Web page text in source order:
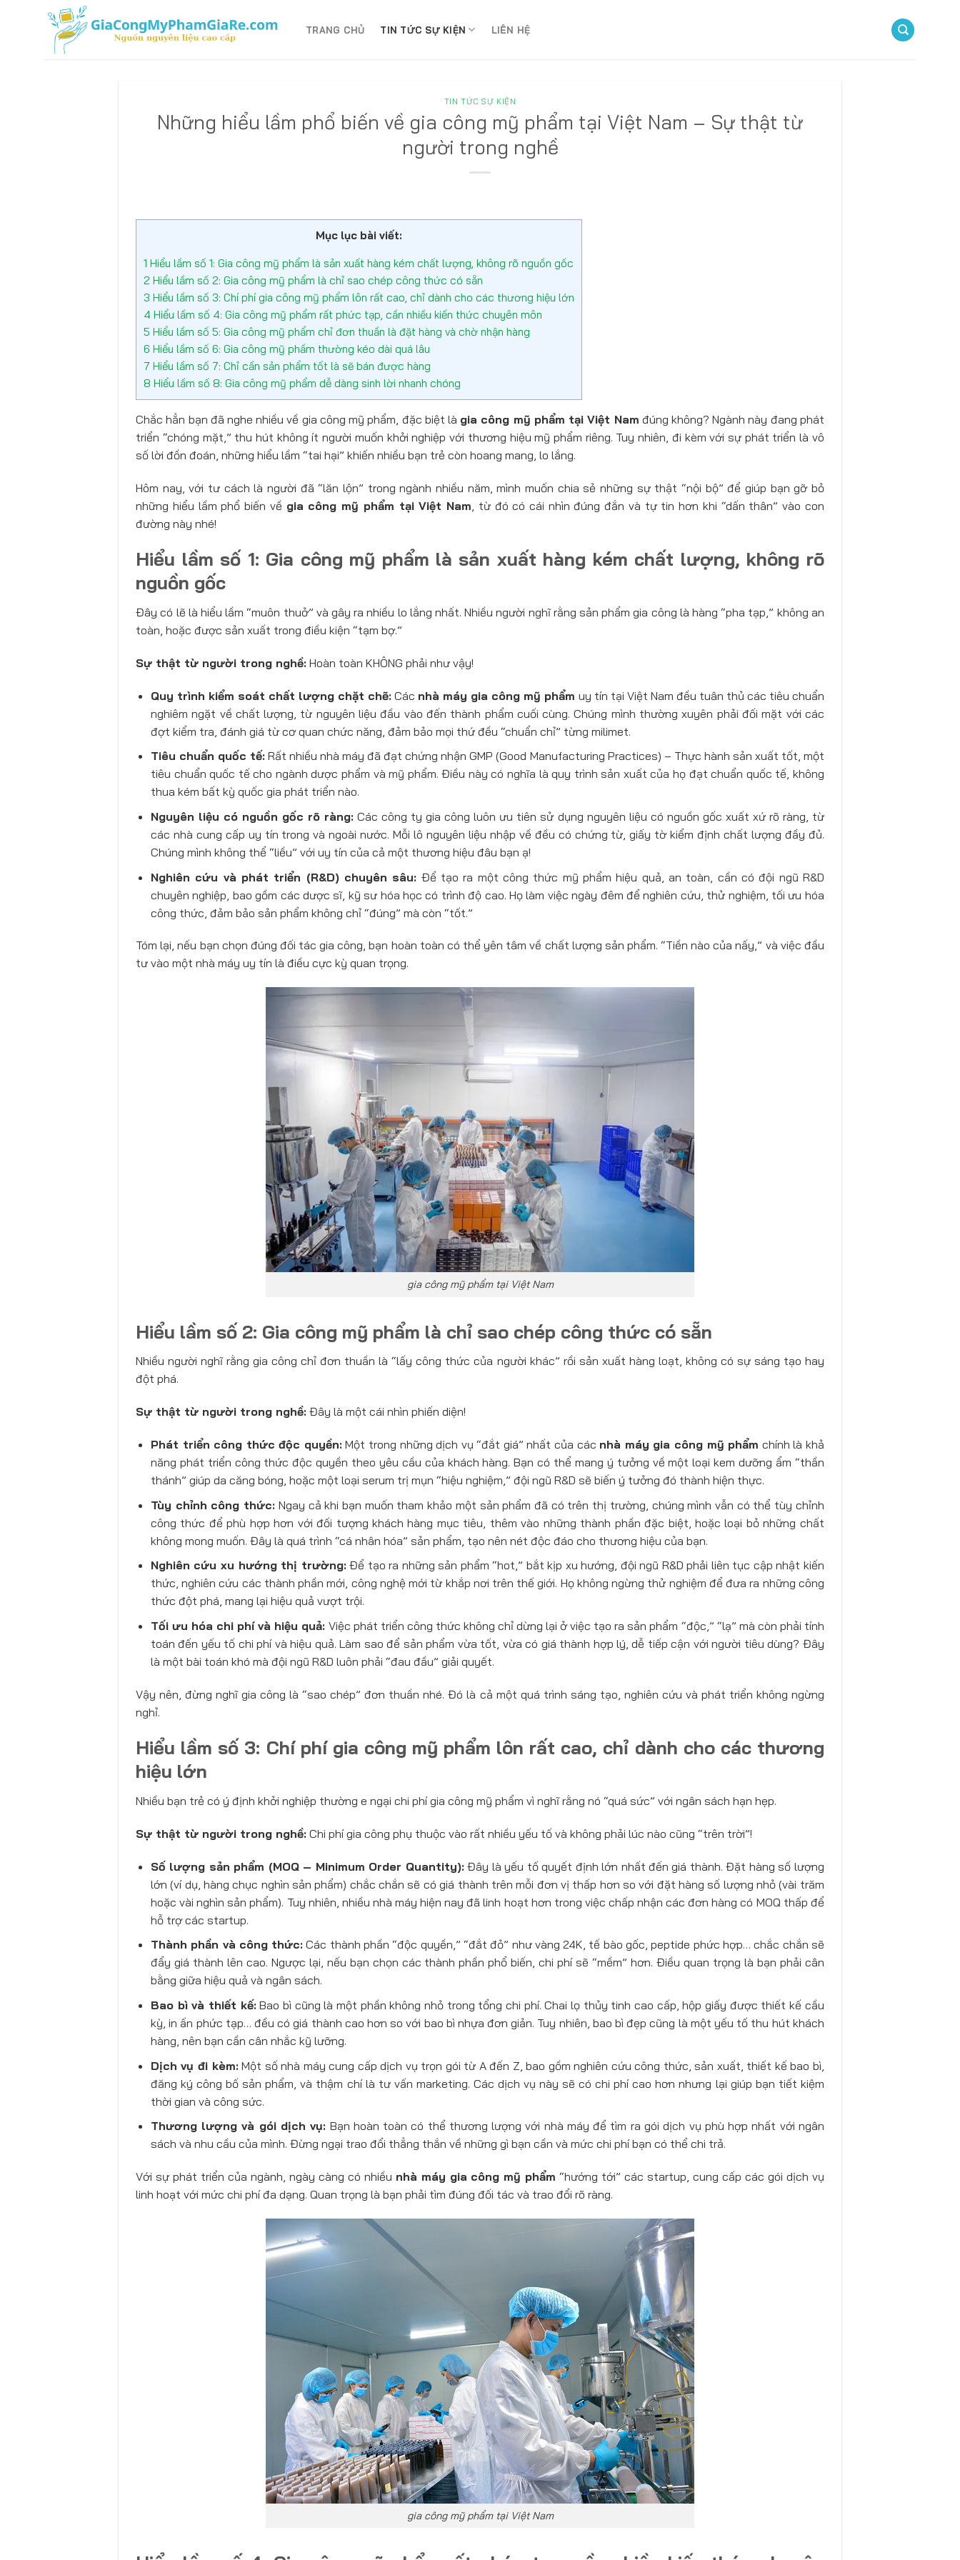
TRANG CHỦ TIN TỨC SỰ KIỆN LIÊN HỆ
TIN TỨC SỰ KIỆN
Những hiểu lầm phổ biến về gia công mỹ phẩm tại Việt Nam – Sự thật từ
người trong nghề
Mục lục bài viết:
1 Hiểu lầm số 1: Gia công mỹ phẩm là sản xuất hàng kém chất lượng, không rõ nguồn gốc
2 Hiểu lầm số 2: Gia công mỹ phẩm là chỉ sao chép công thức có sẵn
3 Hiểu lầm số 3: Chí phí gia công mỹ phẩm lôn rất cao, chỉ dành cho các thương hiệu lớn
4 Hiểu lầm số 4: Gia công mỹ phẩm rất phức tạp, cần nhiều kiến thức chuyên môn
5 Hiểu lầm số 5: Gia công mỹ phẩm chỉ đơn thuần là đặt hàng và chờ nhận hàng
6 Hiểu lầm số 6: Gia công mỹ phầm thường kéo dài quá lâu
7 Hiểu lầm số 7: Chỉ cần sản phẩm tốt là sẽ bán được hàng
8 Hiểu lầm số 8: Gia công mỹ phẩm dễ dàng sinh lời nhanh chóng
Chắc hẳn bạn đã nghe nhiều về gia công mỹ phẩm, đặc biệt là gia công mỹ phẩm tại Việt Nam đúng không? Ngành này đang phát
triển “chóng mặt,” thu hút không ít người muốn khởi nghiệp với thương hiệu mỹ phẩm riêng. Tuy nhiên, đi kèm với sự phát triển là vô
số lời đồn đoán, những hiểu lầm “tai hại” khiến nhiều bạn trẻ còn hoang mang, lo lắng.
Hôm nay, với tư cách là người đã “lăn lộn” trong ngành nhiều năm, mình muốn chia sẻ những sự thật “nội bộ” để giúp bạn gỡ bỏ
những hiểu lầm phổ biến về gia công mỹ phẩm tại Việt Nam , từ đó có cái nhìn đúng đắn và tự tin hơn khi “dấn thân” vào con
đường này nhé!
Hiểu lầm số 1: Gia công mỹ phẩm là sản xuất hàng kém chất lượng, không rõ
nguồn gốc
Đây có lẽ là hiểu lầm “muôn thuở” và gây ra nhiều lo lắng nhất. Nhiều người nghĩ rằng sản phẩm gia công là hàng “pha tạp,” không an
toàn, hoặc được sản xuất trong điều kiện “tạm bợ.”
Sự thật từ người trong nghề: Hoàn toàn KHÔNG phải như vậy!
Quy trình kiểm soát chất lượng chặt chẽ: Các nhà máy gia công mỹ phẩm uy tín tại Việt Nam đều tuân thủ các tiêu chuẩn
nghiêm ngặt về chất lượng, từ nguyên liệu đầu vào đến thành phẩm cuối cùng. Chúng mình thường xuyên phải đối mặt với các
đợt kiểm tra, đánh giá từ cơ quan chức năng, đảm bảo mọi thứ đều “chuẩn chỉ” từng milimet.
Tiêu chuẩn quốc tế: Rất nhiều nhà máy đã đạt chứng nhận GMP (Good Manufacturing Practices) – Thực hành sản xuất tốt, một
tiêu chuẩn quốc tế cho ngành dược phẩm và mỹ phẩm. Điều này có nghĩa là quy trình sản xuất của họ đạt chuẩn quốc tế, không
thua kém bất kỳ quốc gia phát triển nào.
Nguyên liệu có nguồn gốc rõ ràng: Các công ty gia công luôn ưu tiên sử dụng nguyên liệu có nguồn gốc xuất xứ rõ ràng, từ
các nhà cung cấp uy tín trong và ngoài nước. Mỗi lô nguyên liệu nhập về đều có chứng từ, giấy tờ kiểm định chất lượng đầy đủ.
Chúng mình không thể “liều” với uy tín của cả một thương hiệu đâu bạn ạ!
Nghiên cứu và phát triển (R&D) chuyên sâu: Để tạo ra một công thức mỹ phẩm hiệu quả, an toàn, cần có đội ngũ R&D
chuyên nghiệp, bao gồm các dược sĩ, kỹ sư hóa học có trình độ cao. Họ làm việc ngày đêm để nghiên cứu, thử nghiệm, tối ưu hóa
công thức, đảm bảo sản phẩm không chỉ “đúng” mà còn “tốt.”
Tóm lại, nếu bạn chọn đúng đối tác gia công, bạn hoàn toàn có thể yên tâm về chất lượng sản phẩm. “Tiền nào của nấy,” và việc đầu
tư vào một nhà máy uy tín là điều cực kỳ quan trọng.
gia công mỹ phẩm tại Việt Nam
Hiểu lầm số 2: Gia công mỹ phẩm là chỉ sao chép công thức có sẵn
Nhiều người nghĩ rằng gia công chỉ đơn thuần là “lấy công thức của người khác” rồi sản xuất hàng loạt, không có sự sáng tạo hay
đột phá.
Sự thật từ người trong nghề: Đây là một cái nhìn phiến diện!
Phát triển công thức độc quyền:Một trong những dịch vụ “đắt giá” nhất của các nhà máy gia công mỹ phẩm chính là khả
năng phát triển công thức độc quyền theo yêu cầu của khách hàng. Bạn có thể mang ý tưởng về một loại kem dưỡng ẩm “thần
thánh” giúp da căng bóng, hoặc một loại serum trị mụn “hiệu nghiệm,” đội ngũ R&D sẽ biến ý tưởng đó thành hiện thực.
Tùy chỉnh công thức: Ngay cả khi bạn muốn tham khảo một sản phẩm đã có trên thị trường, chúng mình vẫn có thể tùy chỉnh
công thức để phù hợp hơn với đối tượng khách hàng mục tiêu, thêm vào những thành phần đặc biệt, hoặc loại bỏ những chất
không mong muốn. Đây là quá trình “cá nhân hóa” sản phẩm, tạo nên nét độc đáo cho thương hiệu của bạn.
Nghiên cứu xu hướng thị trường:Để tạo ra những sản phẩm “hot,” bắt kịp xu hướng, đội ngũ R&D phải liên tục cập nhật kiến
thức, nghiên cứu các thành phần mới, công nghệ mới từ khắp nơi trên thế giới. Họ không ngừng thử nghiệm để đưa ra những công
thức đột phá, mang lại hiệu quả vượt trội.
Tối ưu hóa chi phí và hiệu quả: Việc phát triển công thức không chỉ dừng lại ở việc tạo ra sản phẩm “độc,” “lạ” mà còn phải tính
toán đến yếu tố chi phí và hiệu quả. Làm sao để sản phẩm vừa tốt, vừa có giá thành hợp lý, dễ tiếp cận với người tiêu dùng? Đây
là một bài toán khó mà đội ngũ R&D luôn phải “đau đầu” giải quyết.
Vậy nên, đừng nghĩ gia công là “sao chép” đơn thuần nhé. Đó là cả một quá trình sáng tạo, nghiên cứu và phát triển không ngừng
nghỉ.
Hiểu lầm số 3: Chí phí gia công mỹ phẩm lôn rất cao, chỉ dành cho các thương
hiệu lớn
Nhiều bạn trẻ có ý định khởi nghiệp thường e ngại chi phí gia công mỹ phẩm vì nghĩ rằng nó “quá sức” với ngân sách hạn hẹp.
Sự thật từ người trong nghề: Chi phí gia công phụ thuộc vào rất nhiều yếu tố và không phải lúc nào cũng “trên trời”!
Số lượng sản phẩm (MOQ – Minimum Order Quantity):Đây là yếu tố quyết định lớn nhất đến giá thành. Đặt hàng số lượng
lớn (ví dụ, hàng chục nghìn sản phẩm) chắc chắn sẽ có giá thành trên mỗi đơn vị thấp hơn so với đặt hàng số lượng nhỏ (vài trăm
hoặc vài nghìn sản phẩm). Tuy nhiên, nhiều nhà máy hiện nay đã linh hoạt hơn trong việc chấp nhận các đơn hàng có MOQ thấp để
hỗ trợ các startup.
Thành phần và công thức: Các thành phần “độc quyền,” “đắt đỏ” như vàng 24K, tế bào gốc, peptide phức hợp… chắc chắn sẽ
đẩy giá thành lên cao. Ngược lại, nếu bạn chọn các thành phần phổ biến, chi phí sẽ “mềm” hơn. Điều quan trọng là bạn phải cân
bằng giữa hiệu quả và ngân sách.
Bao bì và thiết kế:Bao bì cũng là một phần không nhỏ trong tổng chi phí. Chai lọ thủy tinh cao cấp, hộp giấy được thiết kế cầu
kỳ, in ấn phức tạp… đều có giá thành cao hơn so với bao bì nhựa đơn giản. Tuy nhiên, bao bì đẹp cũng là một yếu tố thu hút khách
hàng, nên bạn cần cân nhắc kỹ lưỡng.
Dịch vụ đi kèm:Một số nhà máy cung cấp dịch vụ trọn gói từ A đến Z, bao gồm nghiên cứu công thức, sản xuất, thiết kế bao bì,
đăng ký công bố sản phẩm, và thậm chí là tư vấn marketing. Các dịch vụ này sẽ có chi phí cao hơn nhưng lại giúp bạn tiết kiệm
thời gian và công sức.
Thương lượng và gói dịch vụ: Bạn hoàn toàn có thể thương lượng với nhà máy để tìm ra gói dịch vụ phù hợp nhất với ngân
sách và nhu cầu của mình. Đừng ngại trao đổi thẳng thắn về những gì bạn cần và mức chi phí bạn có thể chi trả.
Với sự phát triển của ngành, ngày càng có nhiều nhà máy gia công mỹ phẩm “hướng tới” các startup, cung cấp các gói dịch vụ
linh hoạt với mức chi phí đa dạng. Quan trọng là bạn phải tìm đúng đối tác và trao đổi rõ ràng.
gia công mỹ phẩm tại Việt Nam